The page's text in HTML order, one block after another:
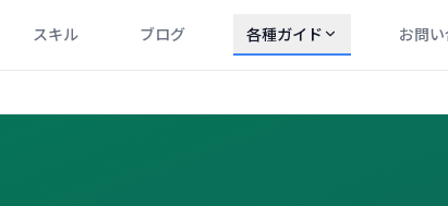
スキル ブログ 各種ガイド お問